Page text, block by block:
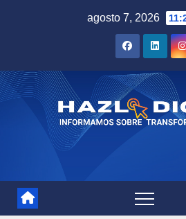
agosto 7, 2026